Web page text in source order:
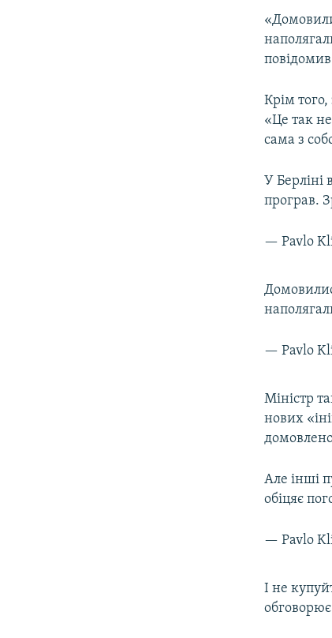
повідомив
Крім
«Це так
сама з
У Берліні
програв.
— Pavlo
— Pavlo
Міністр
нових
Але інші
обіцяє
— Pavlo
І не